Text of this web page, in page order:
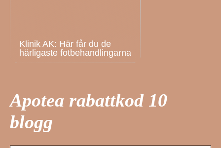
Klinik AK: Här får du de
härligaste fotbehandlingarna
Apotea rabattkod 10
blogg